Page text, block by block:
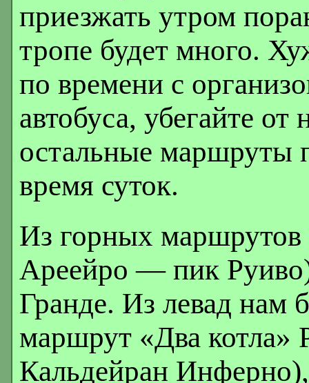
приезжать утром
тропе будет много.
по времени с
автобуса, убегайте
остальные маршруты
время суток.
Из горных
Ареейро — пик
Гранде. Из левад нам
маршрут «Два
Кальдейран